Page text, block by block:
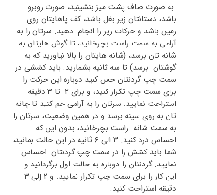
به صورت صاف پشت میز بنشینید، صورت روبرو
باشد، دستانتان زیر بغل باشد، کف پاهایتان روی
زمین باشد و حرکات زیر را انجام دهید. سرتان را به
آرامی به سمت راست بچرخانید، تا گوش هایتان به
شانه تان برسد، (شانه هایتان را بالا نیاورید که به
گوشتان برسد) تا سه ثانیه بشمارید. باید کششی در
سمت چپ گردنتان حس کنید دوباره این حرکت را
برای سمت چپ تکرار کنید، و برای ۲ تا ۳ دقیقه
استراحت نمایید. سرتان را به آرامی خم کنید تا چانه
تان به روی سینه برسد و در همین وضعیت، سرتان را
به سمت شانه راست بچرخانید، بدون این که
احساس درد کنید. ۳ الی ۶ ثانیه در این حالت بمانید،
شما باید کشش را در سمت چپ گردنتان احساس
نمایید. گردنتان را دوباره به حالت اول برگردانید و
این کار را برای سمت چپ تکرار نمایید. و ۲ إلى ۳
دقیقه استراحت کنید.